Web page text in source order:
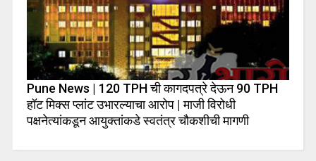
Pune News | 120 TPH ची कागदपत्रे देऊन 90 TPH
हॉट मिक्स प्लांट उभारल्याचा आरोप | माजी विरोधी
पक्षनेत्यांकडून आयुक्तांकडे स्वतंत्र चौकशीची मागणी